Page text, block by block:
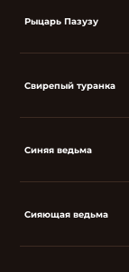
Рыцарь Пазузу
Свирепый туранка
Синяя ведьма
Сияющая ведьма